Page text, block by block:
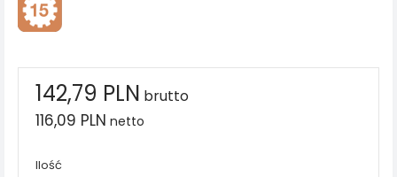
142,79 PLN brutto
116,09 PLN netto
Ilość